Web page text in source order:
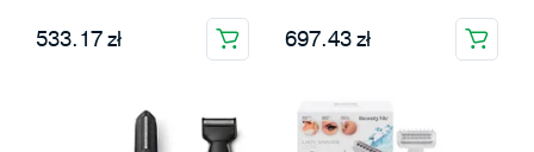
533.17 zł 697.43 zł